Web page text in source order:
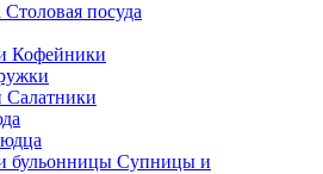
Столовая посуда
Кофейники
Салатники
Супницы и